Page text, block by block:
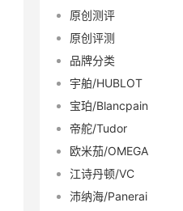
原创测评
原创评测
品牌分类
宇舶/HUBLOT
宝珀/Blancpain
帝舵/Tudor
欧米茄/OMEGA
江诗丹顿/VC
沛纳海/Panerai